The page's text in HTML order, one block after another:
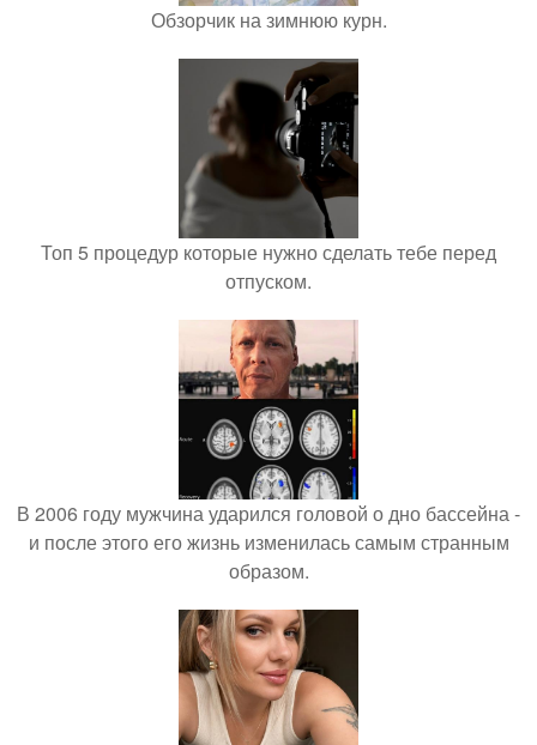
Обзорчик на зимнюю курн.
Топ 5 процедур которые нужно сделать тебе перед
отпуском.
В 2006 году мужчина ударился головой о дно бассейна -
и после этого его жизнь изменилась самым странным
образом.